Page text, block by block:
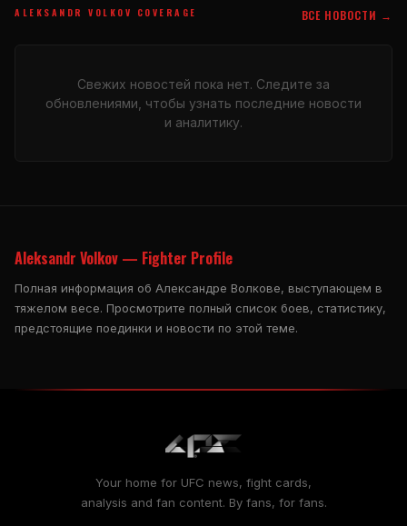
ALEKSANDR VOLKOV COVERAGE ВСЕ НОВОСТИ →
Свежих новостей пока нет. Следите за
обновлениями, чтобы узнать последние новости
и аналитику.
Aleksandr Volkov — Fighter Profile
Полная информация об Александре Волкове, выступающем в
тяжелом весе. Просмотрите полный список боев, статистику,
предстоящие поединки и новости по этой теме.
Your home for UFC news, fight cards,
analysis and fan content. By fans, for fans.